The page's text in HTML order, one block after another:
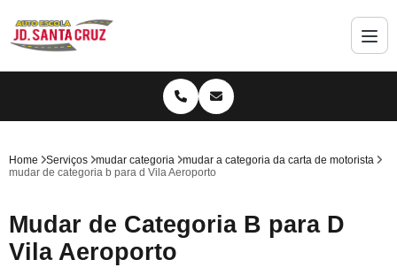
Home Serviços mudar categoria
mudar a categoria da carta de motorista
mudar de categoria b para d Vila Aeroporto
Mudar de Categoria B para D
Vila Aeroporto